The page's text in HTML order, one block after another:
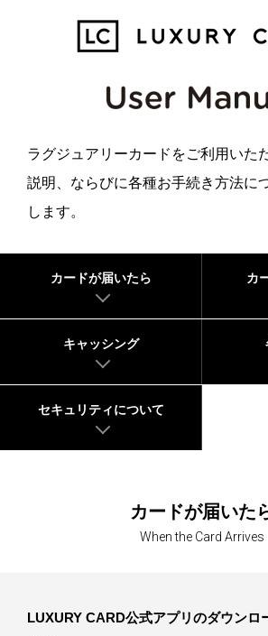
ラグジュアリーカードをご利用いた
説明、 ならびに各種お手続き方法に
します。
カードが届いたら カ
キャッシング
セキュリティについて
カードが届いた
When the Card Arrives
LUXURY CARD公式アプリのダウンロ